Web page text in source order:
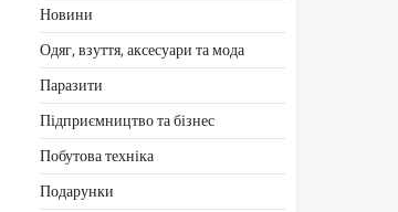
Новини
Одяг, взуття, аксесуари та мода
Паразити
Підприємництво та бізнес
Побутова техніка
Подарунки